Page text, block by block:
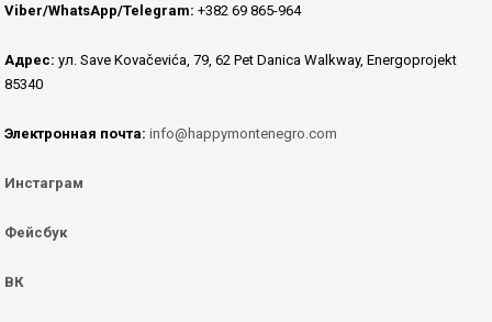
Viber/WhatsApp/Telegram: +382 69 865-964
Адрес: ул. Save Kovačevića, 79, 62 Pet Danica Walkway, Energoprojekt
85340
Электронная почта: info@happymontenegro.com
Инстаграм
Фейсбук
ВК